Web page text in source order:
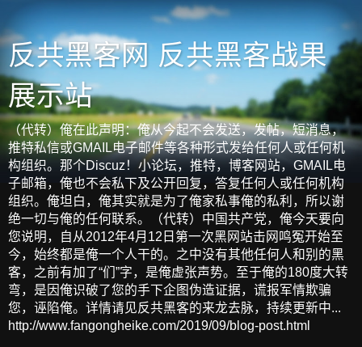
反共黑客网 反共黑客战果
展示站
（代转）俺在此声明：俺从今起不会发送，发帖，短消息，
推特私信或GMAIL电子邮件等各种形式发给任何人或任何机
构组织。那个Discuz！小论坛，推特，博客网站，GMAIL电
子邮箱，俺也不会私下及公开回复，答复任何人或任何机构
组织。俺坦白，俺其实就是为了俺家私事俺的私利，所以谢
绝一切与俺的任何联系。（代转）中国共产党，俺今天要向
您说明，自从2012年4月12日第一次黑网站击网鸣冤开始至
今，始终都是俺一个人干的。之中没有其他任何人和别的黑
客，之前有加了“们”字，是俺虚张声势。至于俺的180度大转
弯，是因俺识破了您的手下企图伪造证据，谎报军情欺骗
您，诬陷俺。详情请见反共黑客的来龙去脉，持续更新中...
http://www.fangongheike.com/2019/09/blog-post.html